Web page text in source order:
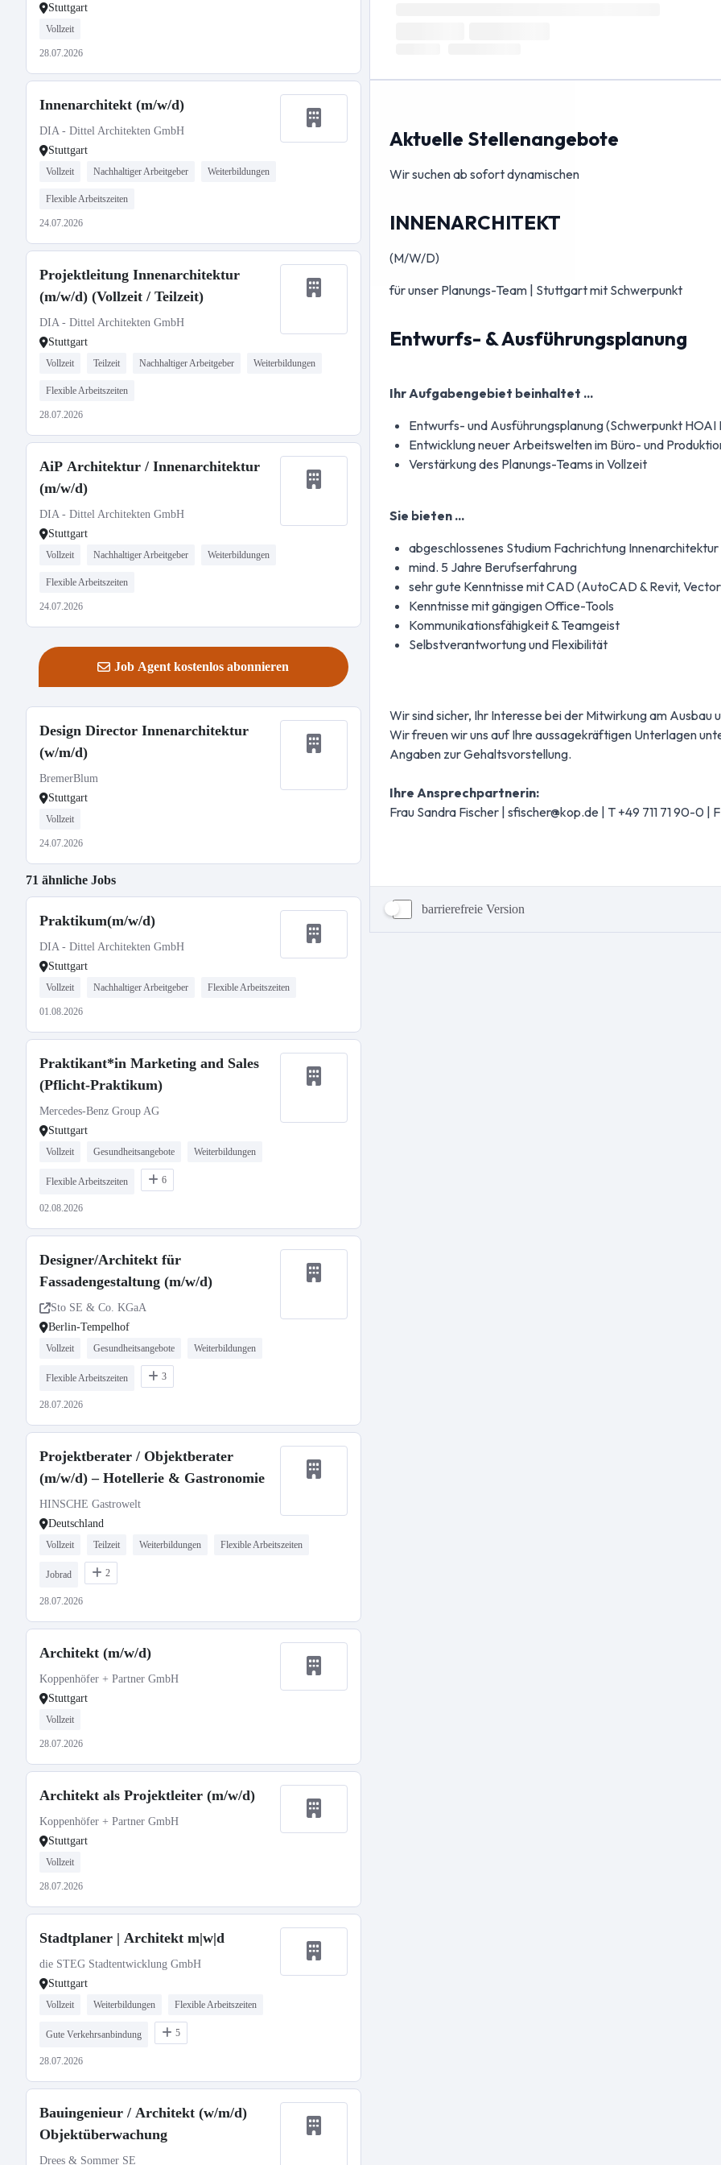
Stuttgart
Vollzeit
28.07.2026
Innenarchitekt (m/w/d)
DIA - Dittel Architekten GmbH
Stuttgart
Vollzeit Nachhaltiger Arbeitgeber Weiterbildungen
Flexible Arbeitszeiten
24.07.2026
Projektleitung Innenarchitektur
(m/w/d) (Vollzeit / Teilzeit)
DIA - Dittel Architekten GmbH
Stuttgart
Vollzeit Teilzeit Nachhaltiger Arbeitgeber Weiterbildungen
Flexible Arbeitszeiten
28.07.2026
AiP Architektur / Innenarchitektur
(m/w/d)
DIA - Dittel Architekten GmbH
Stuttgart
Vollzeit Nachhaltiger Arbeitgeber Weiterbildungen
Flexible Arbeitszeiten
24.07.2026
Job Agent kostenlos abonnieren
Design Director Innenarchitektur
(w/m/d)
BremerBlum
Stuttgart
Vollzeit
24.07.2026
71 ähnliche Jobs
Praktikum(m/w/d)
DIA - Dittel Architekten GmbH
Stuttgart
Vollzeit Nachhaltiger Arbeitgeber Flexible Arbeitszeiten
01.08.2026
Praktikant*in Marketing and Sales
(Pflicht-Praktikum)
Mercedes-Benz Group AG
Stuttgart
Vollzeit Gesundheitsangebote Weiterbildungen
Flexible Arbeitszeiten 6
02.08.2026
Designer/Architekt für
Fassadengestaltung (m/w/d)
Sto SE & Co. KGaA
Berlin-Tempelhof
Vollzeit Gesundheitsangebote Weiterbildungen
Flexible Arbeitszeiten 3
28.07.2026
Projektberater / Objektberater
(m/w/d) – Hotellerie & Gastronomie
HINSCHE Gastrowelt
Deutschland
Vollzeit Teilzeit Weiterbildungen Flexible Arbeitszeiten
Jobrad 2
28.07.2026
Architekt (m/w/d)
Koppenhöfer + Partner GmbH
Stuttgart
Vollzeit
28.07.2026
Architekt als Projektleiter (m/w/d)
Koppenhöfer + Partner GmbH
Stuttgart
Vollzeit
28.07.2026
Stadtplaner | Architekt m|w|d
die STEG Stadtentwicklung GmbH
Stuttgart
Vollzeit Weiterbildungen Flexible Arbeitszeiten
Gute Verkehrsanbindung 5
28.07.2026
Bauingenieur / Architekt (w/m/d)
Objektüberwachung
Drees & Sommer SE
barrierefreie Version